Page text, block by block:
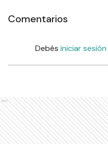
Comentarios
Debés iniciar sesión
Ads